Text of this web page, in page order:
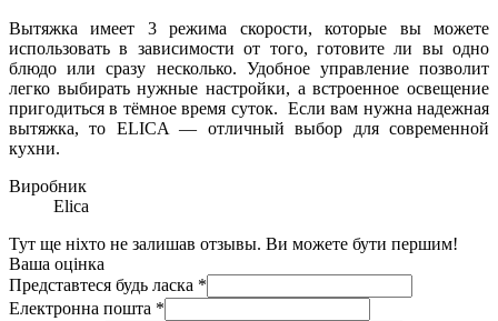
Вытяжка имеет 3 режима скорости, которые вы можете
использовать в зависимости от того, готовите ли вы одно
блюдо или сразу несколько. Удобное управление позволит
легко выбирать нужные настройки, а встроенное освещение
пригодиться в тёмное время суток. Если вам нужна надежная
вытяжка, то ELICA — отличный выбор для современной
кухни.
Виробник
Elica
Тут ще ніхто не залишав отзывы. Ви можете бути першим!
Ваша оцінка
Представтеся будь ласка *
Електронна пошта *